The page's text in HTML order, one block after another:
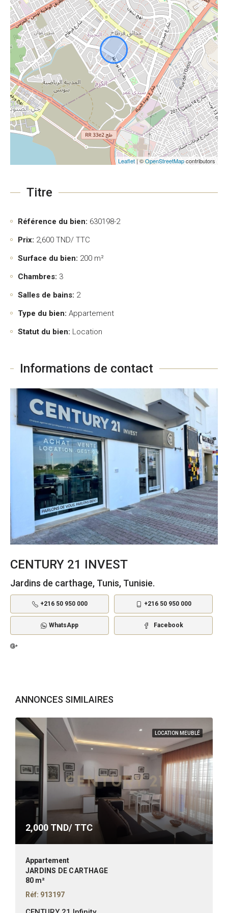
Leaflet| ©OpenStreetMapcontributors
Titre
Référence du bien: 630198-2
Prix: 2,600 TND/ TTC
Surface du bien: 200 m²
Chambres: 3
Salles de bains: 2
Type du bien: Appartement
Statut du bien: Location
Informations de contact
CENTURY 21 INVEST
Jardins de carthage, Tunis, Tunisie.
+216 50 950 000 +216 50 950 000
WhatsApp Facebook
ANNONCES SIMILAIRES
LOCATION MEUBLÉ
2,000 TND/ TTC
Appartement
JARDINS DE CARTHAGE
80 m²
Réf: 913197